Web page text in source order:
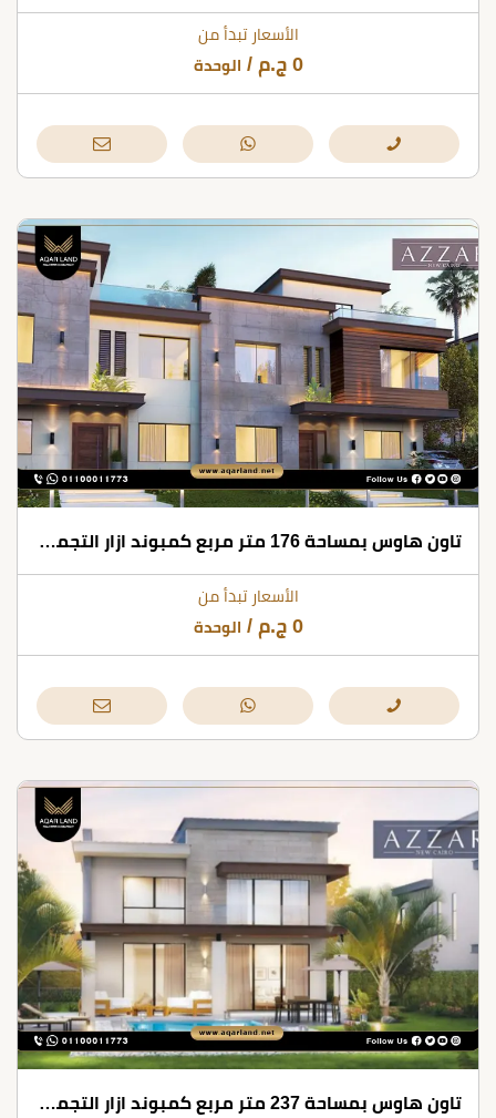
الأسعار تبدأ من
0 ج.م / الوحدة
تاون هاوس بمساحة 176 متر مربع كمبوند ازار التجمع الخامس
الأسعار تبدأ من
0 ج.م / الوحدة
تاون هاوس بمساحة 237 متر مربع كمبوند ازار التجمع الخامس